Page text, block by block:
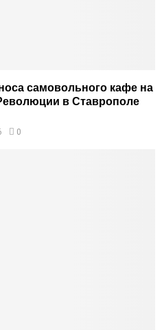
самовольного кафе на
в Ставрополе
0